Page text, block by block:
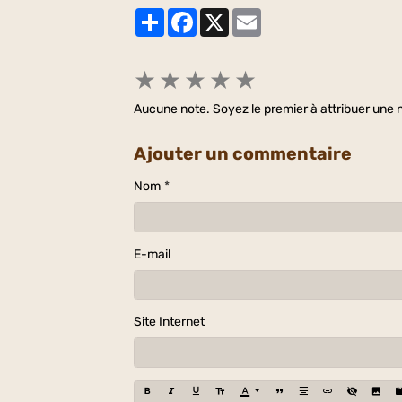
PartagerFacebook
X
★ ★ ★ ★ ★
Aucune note. Soyez le premier à attribuer une
Ajouter un commentaire
Nom
E-mail
Site Internet